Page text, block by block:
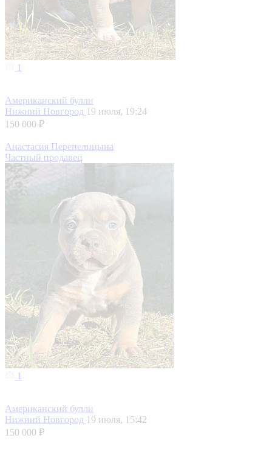
1
Американский булли
Нижний Новгород 19 июля, 19:24
150 000 ₽
Анастасия Перепелицына
Частный продавец
1
Американский булли
Нижний Новгород 19 июля, 15:42
150 000 ₽